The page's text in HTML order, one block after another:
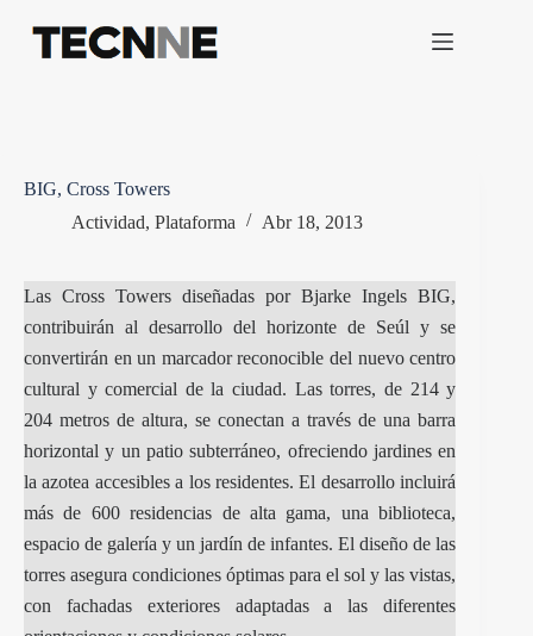
contenido
BIG, Cross Towers
Actividad, Plataforma Abr 18, 2013
Las Cross Towers diseñadas por Bjarke Ingels BIG,
contribuirán al desarrollo del horizonte de Seúl y se
convertirán en un marcador reconocible del nuevo centro
cultural y comercial de la ciudad. Las torres, de 214 y
204 metros de altura, se conectan a través de una barra
horizontal y un patio subterráneo, ofreciendo jardines en
la azotea accesibles a los residentes. El desarrollo incluirá
más de 600 residencias de alta gama, una biblioteca,
espacio de galería y un jardín de infantes. El diseño de las
torres asegura condiciones óptimas para el sol y las vistas,
con fachadas exteriores adaptadas a las diferentes